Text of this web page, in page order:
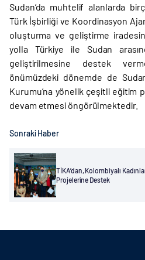
Sudan’da muhtelif alanlarda
Türk İşbirliği ve Koordinasyon
oluşturma ve geliştirme
yolla Türkiye ile Sudan
geliştirilmesine destek
önümüzdeki dönemde de
Kurumu’na yönelik çeşitli eğitim
devam etmesi öngörülmektedir.
Sonraki Haber
TİKA’dan, Kolombiyalı
Projelerine Destek